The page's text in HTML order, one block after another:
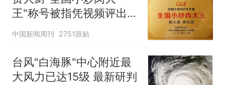
王"称号被指凭视频评出
官方回应
中国新闻周刊 2751跟贴
台风"白海豚"中心附近最
大风力已达15级 最新研判